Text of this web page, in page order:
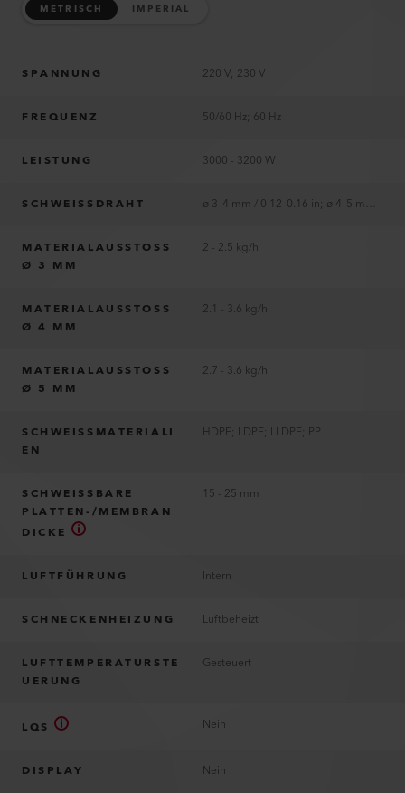
METRISCH IMPERIAL
SPANNUNG 220 V; 230 V
FREQUENZ 50/60 Hz; 60 Hz
LEISTUNG 3000 - 3200 W
SCHWEISSDRAHT
MATERIALAUSSTOSS
Ø 3 MM
2 - 2.5 kg/h
MATERIALAUSSTOSS
Ø 4 MM
2.1 - 3.6 kg/h
MATERIALAUSSTOSS
Ø 5 MM
2.7 - 3.6 kg/h
SCHWEISSMATERIALI
EN
HDPE; LDPE; LLDPE; PP
SCHWEISSBARE
PLATTEN-/MEMBRAN
DICKE
15 - 25 mm
LUFTFÜHRUNG Intern
SCHNECKENHEIZUNG Luftbeheizt
LUFTTEMPERATURSTE
UERUNG
Gesteuert
LQS Nein
DISPLAY Nein